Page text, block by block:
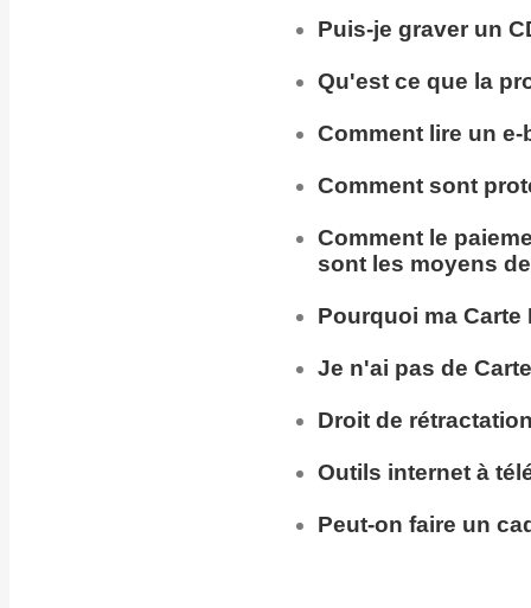
Puis-je graver un
Qu'est ce que la
Comment lire un
Comment sont
Comment le
sont les moyens
Pourquoi ma Carte
Je n'ai pas de
Droit de
Outils internet à
Peut-on faire un